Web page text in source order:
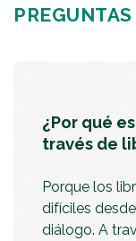
¿Por qué
través de
Porque los
difíciles
diálogo. A